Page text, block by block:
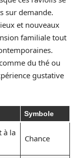
sur demande.
et nouveaux
familiale tout
du thé ou
gustative
Symbole
à la
Chance